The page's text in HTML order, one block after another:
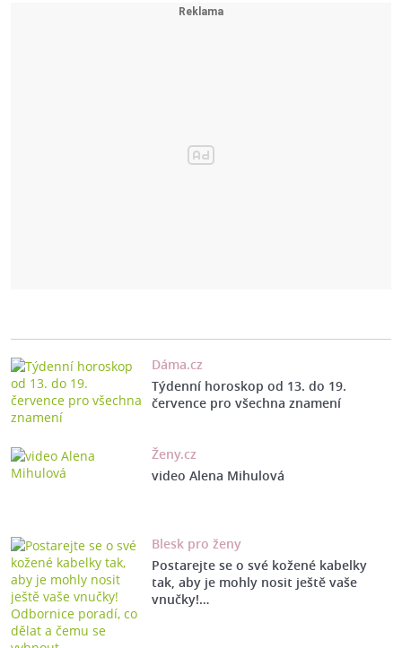
Dáma.cz
Týdenní horoskop od 13. do 19.
července pro všechna znamení
Ženy.cz
video Alena Mihulová
Blesk pro ženy
Postarejte se o své kožené kabelky
tak, aby je mohly nosit ještě vaše
vnučky!…